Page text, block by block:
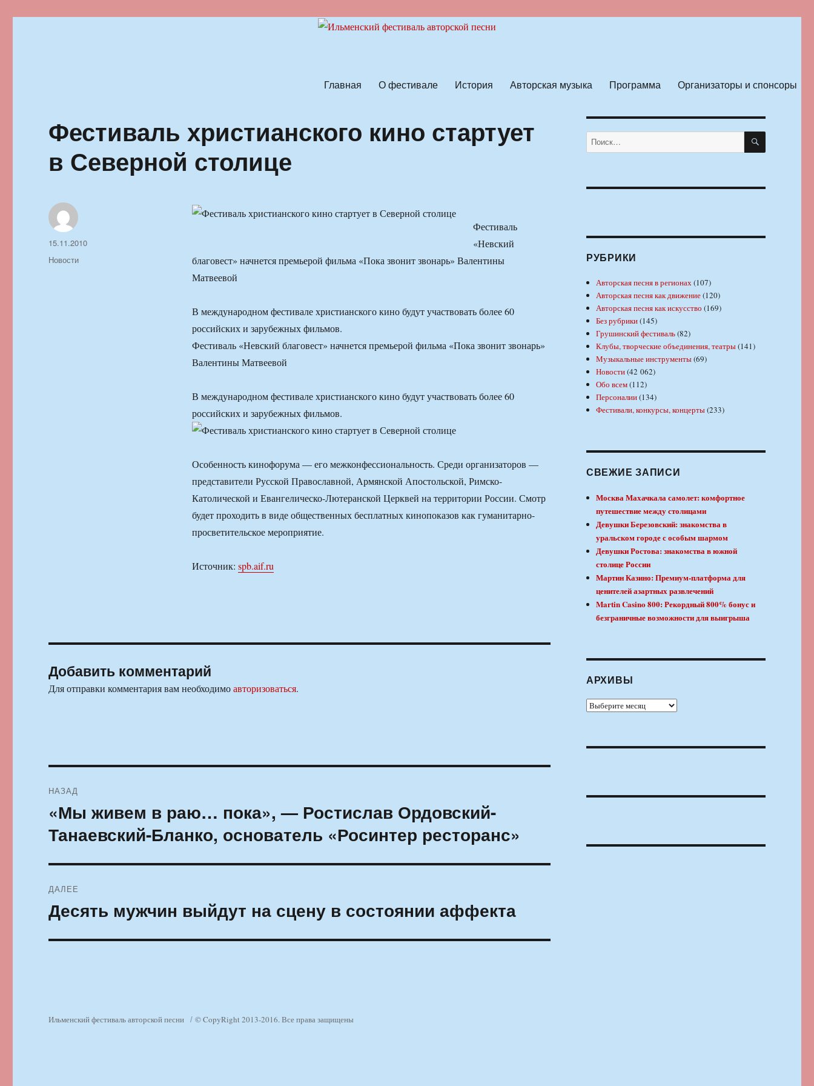
Главная О фестивале История Авторская музыка Программа Организаторы и спонсоры
Фестиваль христианского кино стартует
в Северной столице
Фестиваль
«Невский
благовест» начнется премьерой фильма «Пока звонит звонарь» Валентины
Матвеевой
В международном фестивале христианского кино будут участвовать более 60
российских и зарубежных фильмов.
Фестиваль «Невский благовест» начнется премьерой фильма «Пока звонит звонарь»
Валентины Матвеевой
В международном фестивале христианского кино будут участвовать более 60
российских и зарубежных фильмов.
Особенность кинофорума — его межконфессиональность. Среди организаторов —
представители Русской Православной, Армянской Апостольской, Римско-
Католической и Евангелическо-Лютеранской Церквей на территории России. Смотр
будет проходить в виде общественных бесплатных кинопоказов как гуманитарно-
просветительское мероприятие.
Источник: spb.aif.ru
Автор
Опубликовано
15.11.2010
Рубрики
Новости
Добавить комментарий
Для отправки комментария вам необходимоавторизоваться.
по
записям
НАЗАД
Предыдущая
«Мы живем в раю… пока», — Ростислав Ордовский-
Танаевский-Бланко, основатель «Росинтер ресторанс»
ДАЛЕЕ
Следующая
запись:
Десять мужчин выйдут на сцену в состоянии аффекта
Искать: ПОИСК
РУБРИКИ
Авторская песня в регионах(107)
Авторская песня как движение(120)
Авторская песня как искусство (169)
Без рубрики(145)
Грушинский фестиваль(82)
Клубы, творческие объединения, театры(141)
Музыкальные инструменты(69)
Новости(42 062)
Обо всем(112)
Персоналии(134)
Фестивали, конкурсы, концерты(233)
СВЕЖИЕ ЗАПИСИ
Москва Махачкала самолет: комфортное
путешествие между столицами
Девушки Березовский: знакомства в
уральском городе с особым шармом
Девушки Ростова: знакомства в южной
столице России
Мартин Казино: Премиум-платформа для
ценителей азартных развлечений
Martin Casino 800: Рекордный 800% бонус и
безграничные возможности для выигрыша
АРХИВЫ
Архивы
Ильменский фестиваль авторской песни © CopyRight 2013-2016. Все права защищены